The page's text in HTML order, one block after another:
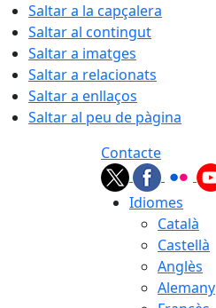
Saltar a la capçalera
Saltar al contingut
Saltar a imatges
Saltar a relacionats
Saltar a enllaços
Saltar al peu de pàgina
Contacte
Idiomes
Català
Castellà
Anglès
Alemany